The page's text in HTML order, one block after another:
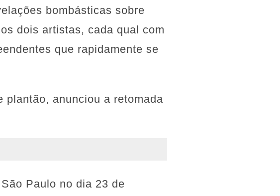
bombásticas sobre
dois artistas, cada qual com
que rapidamente se
plantão, anunciou a retomada
Paulo no dia 23 de